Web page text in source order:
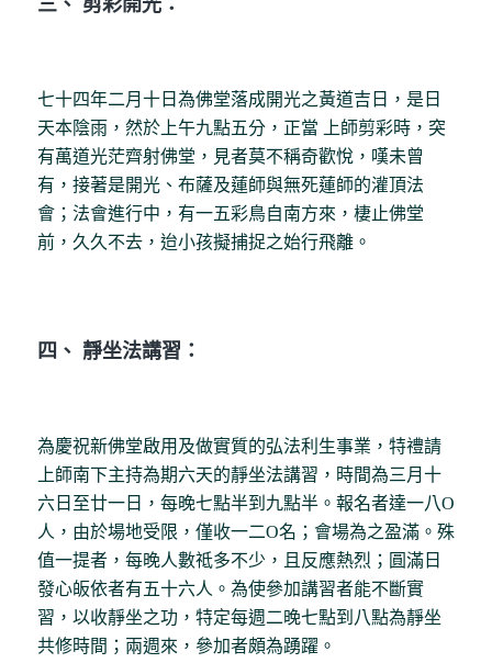
三、 剪彩開光：
七十四年二月十日為佛堂落成開光之黃道吉日，是日
天本陰雨，然於上午九點五分，正當 上師剪彩時，突
有萬道光茫齊射佛堂，見者莫不稱奇歡悅，嘆未曾
有，接著是開光、布薩及蓮師與無死蓮師的灌頂法
會；法會進行中，有一五彩鳥自南方來，棲止佛堂
前，久久不去，迨小孩擬捕捉之始行飛離。
四、 靜坐法講習：
為慶祝新佛堂啟用及做實質的弘法利生事業，特禮請
上師南下主持為期六天的靜坐法講習，時間為三月十
六日至廿一日，每晚七點半到九點半。報名者達一八O
人，由於場地受限，僅收一二O名；會場為之盈滿。殊
值一提者，每晚人數祗多不少，且反應熱烈；圓滿日
發心皈依者有五十六人。為使參加講習者能不斷實
習，以收靜坐之功，特定每週二晚七點到八點為靜坐
共修時間；兩週來，參加者頗為踴躍。